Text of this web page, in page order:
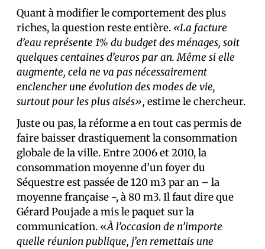
Quant à modifier le comportement des plus
riches, la question reste entière. «La facture
d’eau représente 1% du budget des ménages, soit
quelques centaines d’euros par an. Même si elle
augmente, cela ne va pas nécessairement
enclencher une évolution des modes de vie,
surtout pour les plus aisés», estime le chercheur.
Juste ou pas, la réforme a en tout cas permis de
faire baisser drastiquement la consommation
globale de la ville. Entre 2006 et 2010, la
consommation moyenne d’un foyer du
Séquestre est passée de 120 m3 par an – la
moyenne française -, à 80 m3. Il faut dire que
Gérard Poujade a mis le paquet sur la
communication. «À l’occasion de n’importe
quelle réunion publique, j’en remettais une